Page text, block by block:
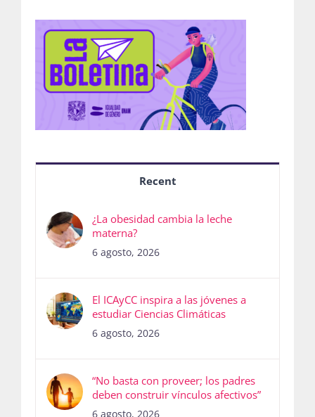
Recent
¿La obesidad cambia la leche
materna?
6 agosto, 2026
El ICAyCC inspira a las jóvenes a
estudiar Ciencias Climáticas
6 agosto, 2026
“No basta con proveer; los padres
deben construir vínculos afectivos”
6 agosto, 2026